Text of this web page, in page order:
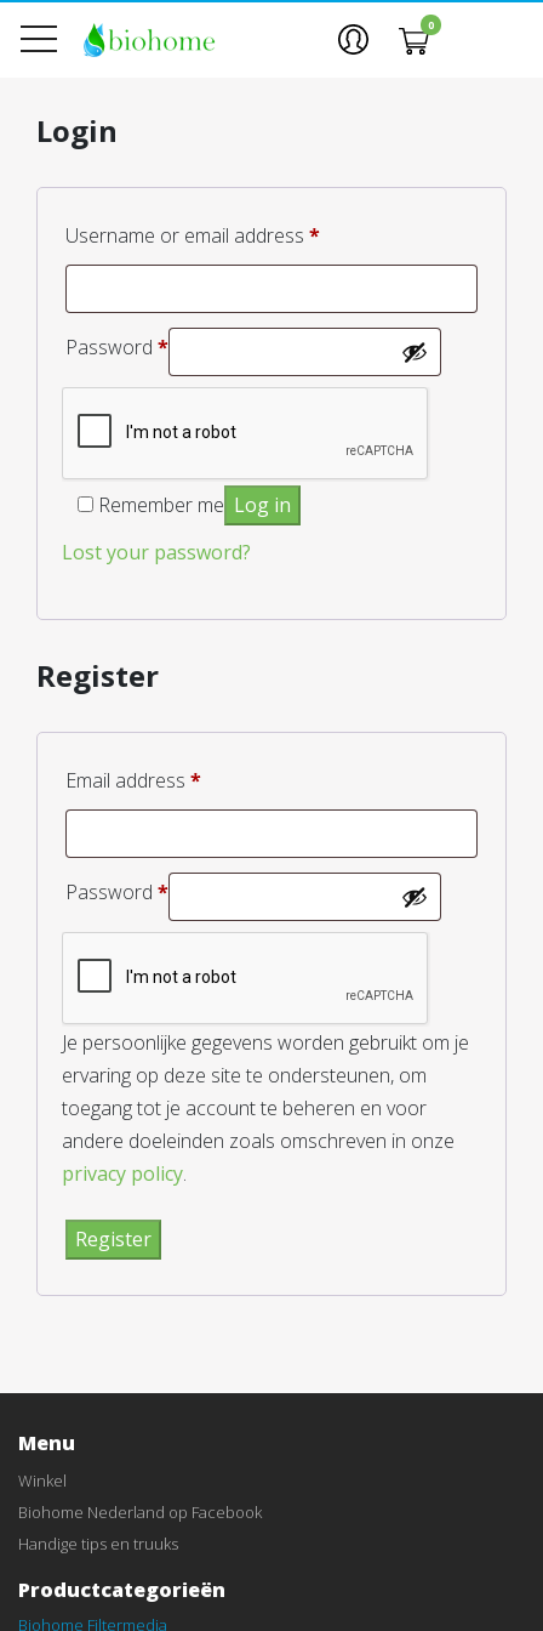
0
Login
Username or email address *Required
Password *Required
Remember me Log in
Lost your password?
Register
Email address *Required
Password *Required
Je persoonlijke gegevens worden gebruikt om je
ervaring op deze site te ondersteunen, om
toegang tot je account te beheren en voor
andere doeleinden zoals omschreven in onze
privacy policy.
Register
Menu
Winkel
Biohome Nederland op Facebook
Handige tips en truuks
Productcategorieën
Biohome Filtermedia